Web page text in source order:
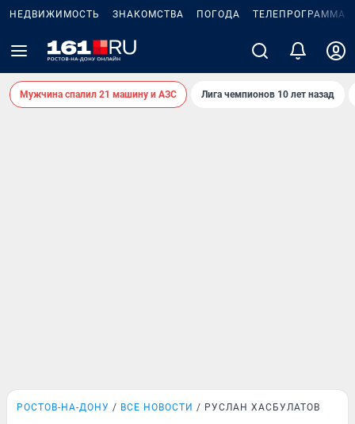
НЕДВИЖИМОСТЬ ЗНАКОМСТВА ПОГОДА ТЕЛЕПРОГРАММА
Мужчина спалил 21 машину и АЗС Лига чемпионов 10 лет назад
РОСТОВ-НА-ДОНУ ВСЕ НОВОСТИ РУСЛАН ХАСБУЛАТОВ